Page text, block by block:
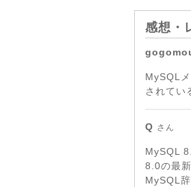
感想・
MySQL
されてい
Q さん
MySQL
8.0の最
MySQL